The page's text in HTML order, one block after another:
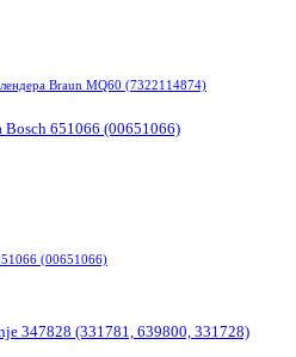
Braun MQ60 (7322114874)
(00651066)